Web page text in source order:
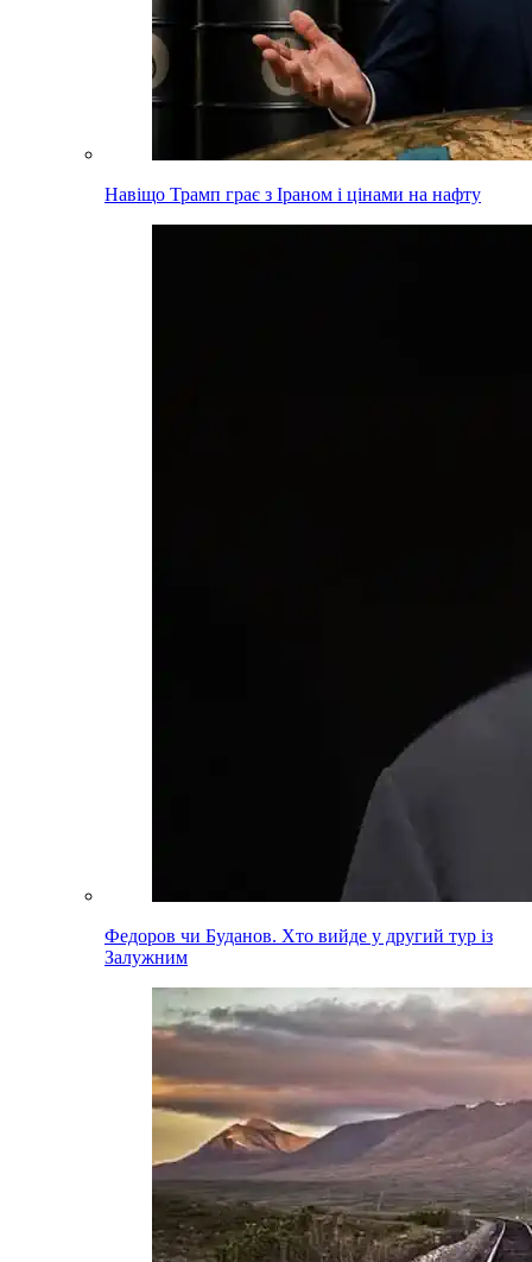
Навіщо Трамп грає з Іраном і цінами на нафту
Федоров чи Буданов. Хто вийде у другий тур із
Залужним